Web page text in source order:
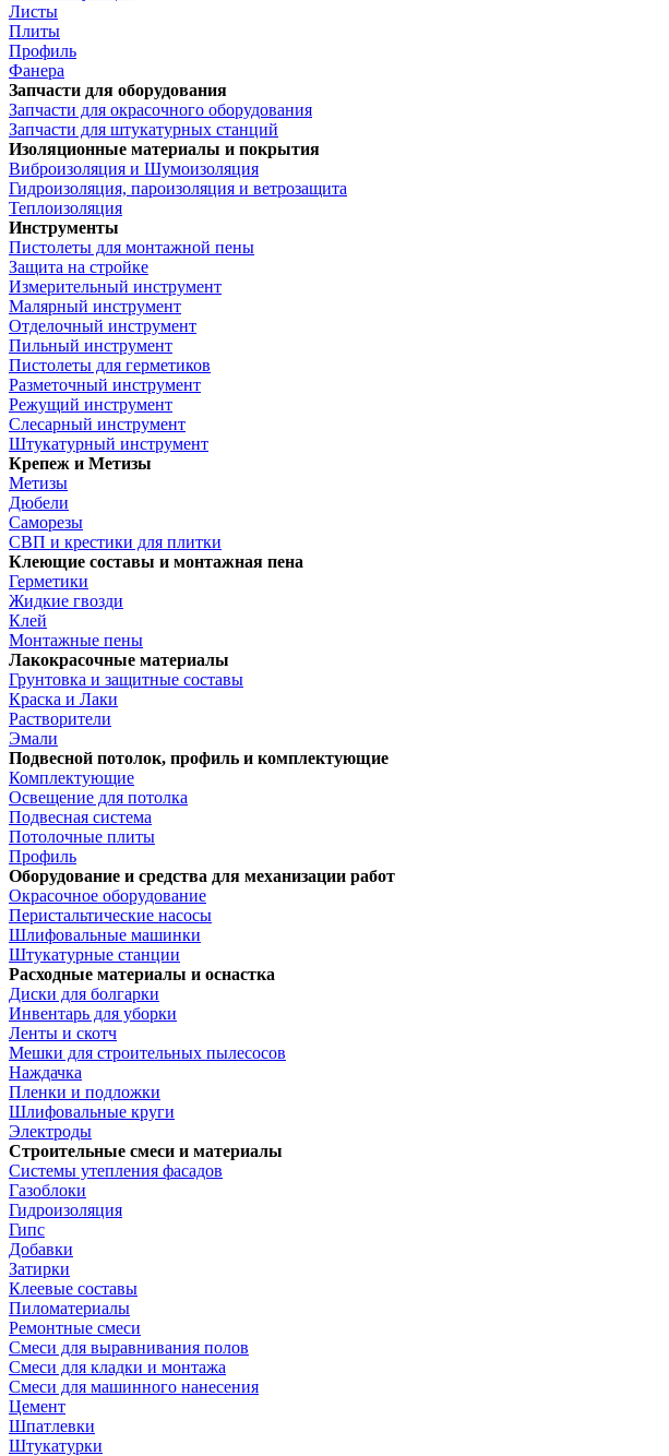
Листы
Плиты
Профиль
Фанера
Запчасти для оборудования
Запчасти для окрасочного оборудования
Запчасти для штукатурных станций
Изоляционные материалы и покрытия
Виброизоляция и Шумоизоляция
Гидроизоляция, пароизоляция и ветрозащита
Теплоизоляция
Инструменты
Пистолеты для монтажной пены
Защита на стройке
Измерительный инструмент
Малярный инструмент
Отделочный инструмент
Пильный инструмент
Пистолеты для герметиков
Разметочный инструмент
Режущий инструмент
Слесарный инструмент
Штукатурный инструмент
Крепеж и Метизы
Метизы
Дюбели
Саморезы
СВП и крестики для плитки
Клеющие составы и монтажная пена
Герметики
Жидкие гвозди
Клей
Монтажные пены
Лакокрасочные материалы
Грунтовка и защитные составы
Краска и Лаки
Растворители
Эмали
Подвесной потолок, профиль и комплектующие
Комплектующие
Освещение для потолка
Подвесная система
Потолочные плиты
Профиль
Оборудование и средства для механизации работ
Окрасочное оборудование
Перистальтические насосы
Шлифовальные машинки
Штукатурные станции
Расходные материалы и оснастка
Диски для болгарки
Инвентарь для уборки
Ленты и скотч
Мешки для строительных пылесосов
Наждачка
Пленки и подложки
Шлифовальные круги
Электроды
Строительные смеси и материалы
Системы утепления фасадов
Газоблоки
Гидроизоляция
Гипс
Добавки
Затирки
Клеевые составы
Пиломатериалы
Ремонтные смеси
Смеси для выравнивания полов
Смеси для кладки и монтажа
Смеси для машинного нанесения
Цемент
Шпатлевки
Штукатурки